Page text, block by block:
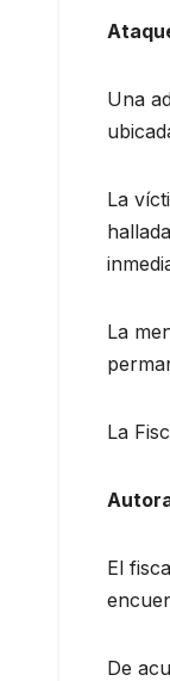
Una
La
La
La
El
De